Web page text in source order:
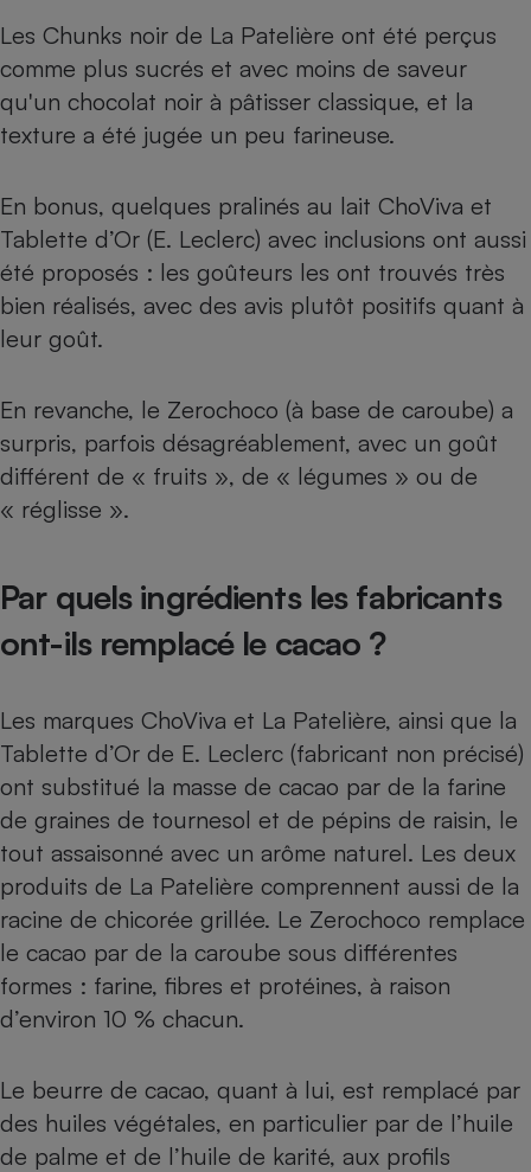
Les Chunks noir de La Patelière ont été perçus
comme plus sucrés et avec moins de saveur
qu'un chocolat noir à pâtisser classique, et la
texture a été jugée un peu farineuse.
En bonus, quelques pralinés au lait ChoViva et
Tablette d’Or (E. Leclerc) avec inclusions ont aussi
été proposés : les goûteurs les ont trouvés très
bien réalisés, avec des avis plutôt positifs quant à
leur goût.
En revanche, le Zerochoco (à base de caroube) a
surpris, parfois désagréablement, avec un goût
différent de « fruits », de « légumes » ou de
« réglisse ».
Par quels ingrédients les fabricants
ont-ils remplacé le cacao ?
Les marques ChoViva et La Patelière, ainsi que la
Tablette d’Or de E. Leclerc (fabricant non précisé)
ont substitué la masse de cacao par de la farine
de graines de tournesol et de pépins de raisin, le
tout assaisonné avec un arôme naturel. Les deux
produits de La Patelière comprennent aussi de la
racine de chicorée grillée. Le Zerochoco remplace
le cacao par de la caroube sous différentes
formes : farine, fibres et protéines, à raison
d’environ 10 % chacun.
Le beurre de cacao, quant à lui, est remplacé par
des huiles végétales, en particulier par de l’huile
de palme et de l’huile de karité, aux profils